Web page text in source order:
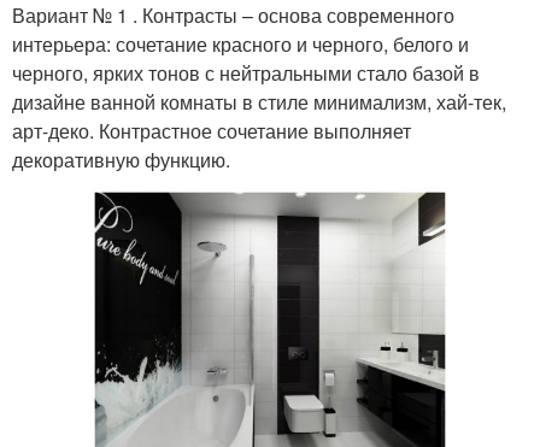
Вариант № 1 . Контрасты – основа современного
интерьера: сочетание красного и черного, белого и
черного, ярких тонов с нейтральными стало базой в
дизайне ванной комнаты в стиле минимализм, хай-тек,
арт-деко. Контрастное сочетание выполняет
декоративную функцию.